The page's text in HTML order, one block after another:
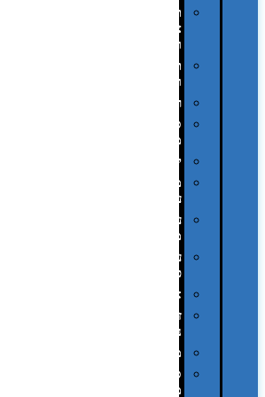
תיקי
ומכתביות
תערוכות
וכנסים
רמקולים
סוכריות
ממותגות
יודאיקה
מארזי
עטים
עטי
מתכת
עטי
פלסטיק
אוזניות
זכרונות
ניידים
מפצלים
סביבת
מחשב